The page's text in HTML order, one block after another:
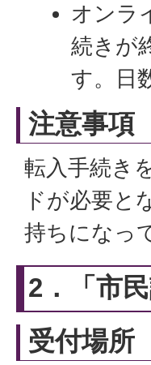
オンラ
続きが
す。日
注意事項
転入手続き
ドが必要と
持ちになっ
2．「市
受付場所